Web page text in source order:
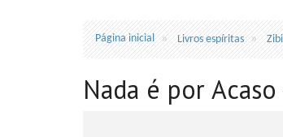
Página inicial Livros espíritas
Nada é por